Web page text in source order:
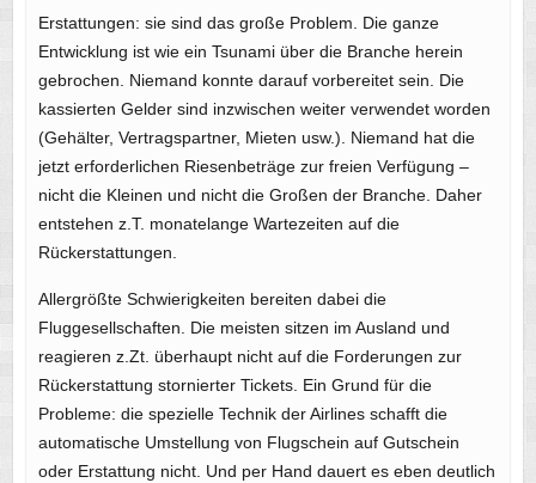
Erstattungen: sie sind das große Problem. Die ganze
Entwicklung ist wie ein Tsunami über die Branche herein
gebrochen. Niemand konnte darauf vorbereitet sein. Die
kassierten Gelder sind inzwischen weiter verwendet worden
(Gehälter, Vertragspartner, Mieten usw.). Niemand hat die
jetzt erforderlichen Riesenbeträge zur freien Verfügung –
nicht die Kleinen und nicht die Großen der Branche. Daher
entstehen z.T. monatelange Wartezeiten auf die
Rückerstattungen.
Allergrößte Schwierigkeiten bereiten dabei die
Fluggesellschaften. Die meisten sitzen im Ausland und
reagieren z.Zt. überhaupt nicht auf die Forderungen zur
Rückerstattung stornierter Tickets. Ein Grund für die
Probleme: die spezielle Technik der Airlines schafft die
automatische Umstellung von Flugschein auf Gutschein
oder Erstattung nicht. Und per Hand dauert es eben deutlich